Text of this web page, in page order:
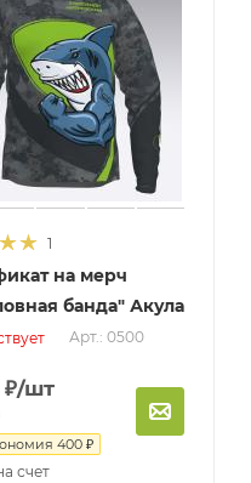
1
на мерч
банда" Акула
Арт.: 0500
₽/шт
400 ₽
счет